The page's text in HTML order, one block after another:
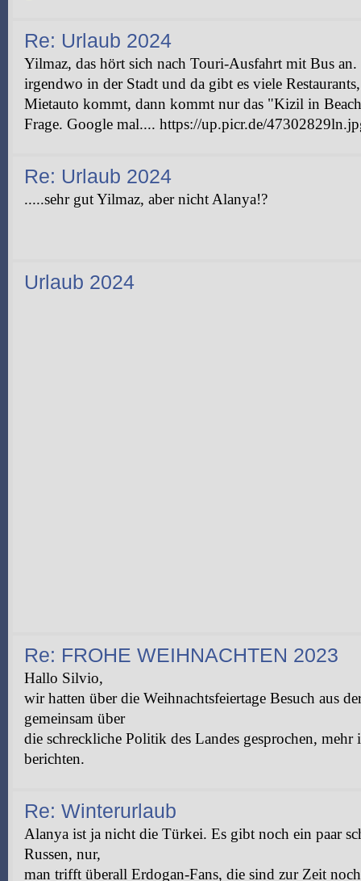
Re: Urlaub 2024
Yilmaz, das hört sich nach Touri-Ausfahrt mit Bus
irgendwo in der Stadt und da gibt es viele
Mietauto kommt, dann kommt nur das "Kizil in
Frage. Google mal.... https://up.picr.de/
Re: Urlaub 2024
.....sehr gut Yilmaz, aber nicht Alanya!?
Urlaub 2024
Re: FROHE WEIHNACHTEN 2023
Hallo Silvio,
wir hatten über die Weihnachtsfeiertage Besuch aus
gemeinsam über
die schreckliche Politik des Landes gesprochen,
berichten.
Re: Winterurlaub
Alanya ist ja nicht die Türkei. Es gibt noch ein paar
Russen, nur,
man trifft überall Erdogan-Fans, die sind zur Zeit